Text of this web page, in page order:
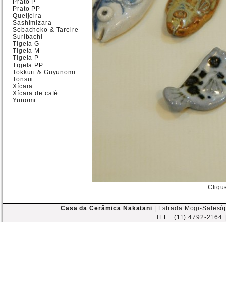
Prato P
Prato PP
Queijeira
Sashimizara
Sobachoko & Tareire
Suribachi
Tigela G
Tigela M
Tigela P
Tigela PP
Tokkuri & Guyunomi
Tonsui
Xícara
Xícara de café
Yunomi
Casa da Cerâmica Nakatani | Estrada Mogi-
TEL.: (11) 4792-2164